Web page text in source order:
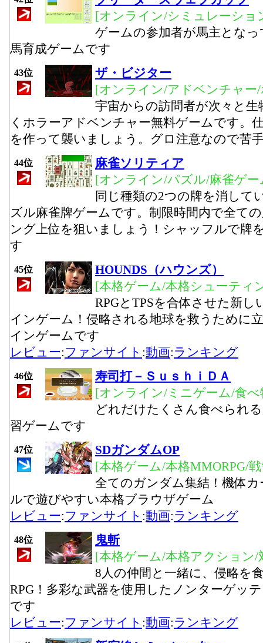
[オンライン/シミュレーショ
ゲームの参加者が馬主とな
馬育成ゲームです
43位
ザ・ビジター
[オンライン/アドベンチャー
宇宙からの訪問者が次々と
くホラーアドベンチャー無料ゲームです。
を作って襲いましょう。グロ注意なので苦
44位
麻雀ソリティア
[オンライン/パズル/麻雀ゲー
同じ種類の2つの牌を消して
ズル麻雀牌ゲームです。制限時間内で全て
ング上位を狙いましょう！シャッフルで牌
す
45位
HOUNDS（ハウンズ）
[本格ゲーム/本格シューティ
RPGとTPSを合体させた新し
インゲーム！侵略される地球を救うために
インゲームです
レビュー:ファンサイト :動画:ランキング
46位
寿司打－ＳｕｓｈｉＤＡ
[オンライン/ミニゲーム/食
どれだけたくさん食べられ
習ゲームです
47位
SDガンダムOP
[本格ゲーム/本格MMORPG/
全てのガンダム集結！機体
ルで遊びやすい本格ブラウザゲーム
レビュー:ファンサイト :動画:ランキング
48位
鬼斬
[本格ゲーム/本格アクション/
8人の仲間と一緒に、侵略を
RPG！多彩な武器を使用したノンターゲッ
です
レビュー:ファンサイト :動画:ランキング